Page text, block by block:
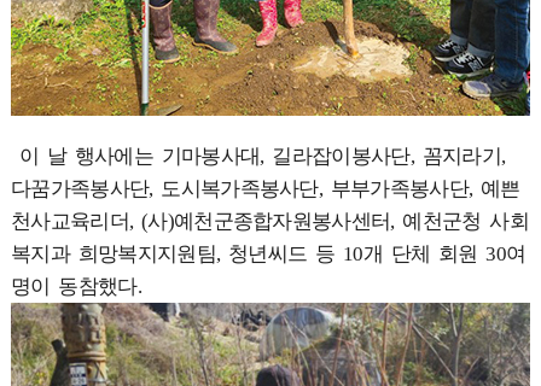
이 날 행사에는 기마봉사대, 길라잡이봉사단, 꼼지라기,
다꿈가족봉사단, 도시복가족봉사단, 부부가족봉사단, 예쁜
천사교육리더, (사)예천군종합자원봉사센터, 예천군청 사회
복지과 희망복지지원팀, 청년씨드 등 10개 단체 회원 30여
명이 동참했다.